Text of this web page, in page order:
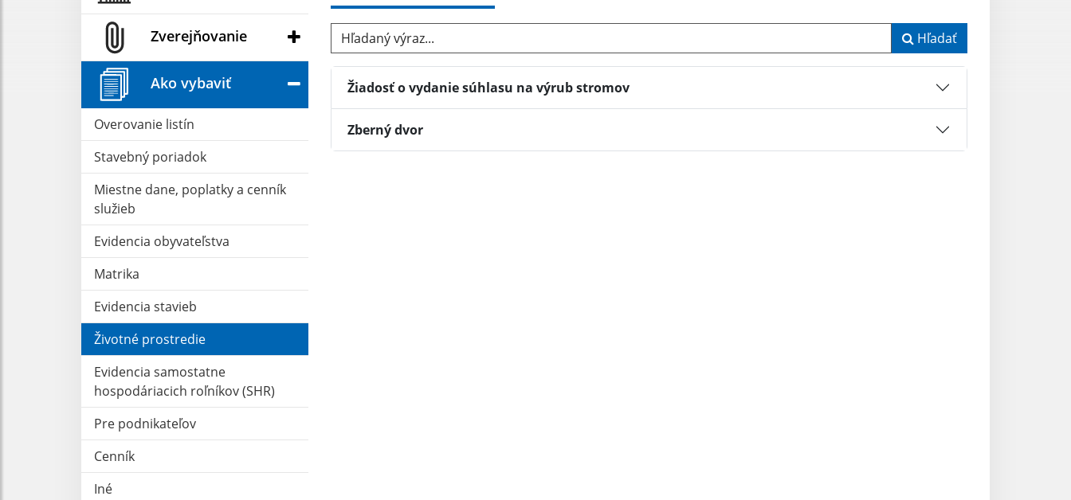
Zverejňovanie
Ako vybaviť
Overovanie listín
Stavebný poriadok
Miestne dane, poplatky a cenník
služieb
Evidencia obyvateľstva
Matrika
Evidencia stavieb
Životné prostredie
Evidencia samostatne
hospodáriacich roľníkov (SHR)
Pre podnikateľov
Cenník
Iné
Hľadaný výraz... Hľadať
Žiadosť o vydanie súhlasu na výrub stromov
Zberný dvor